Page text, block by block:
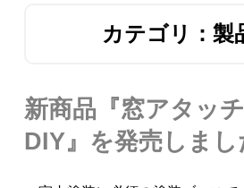
カテゴリ：製
新商品『窓アタッ
DIY』を発売しまし